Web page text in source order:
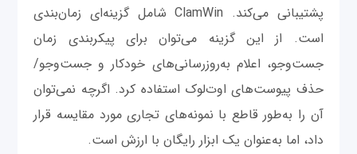
پشتیبانی می‌کند. ClamWin شامل گزینه‌ای زمان‌بندی
است. از این گزینه می‌توان برای پیکربندی زمان
جست‌وجو، اعلام به‌روزرسانی‌های خودکار و جست‌وجو/
حذف پیوست‌های اوت‌لوک استفاده کرد. اگرچه نمی‌توان
آن ‌را به‌طور قاطع با نمونه‌های تجاری مورد مقایسه قرار
داد، اما به‌عنوان یک ابزار رایگان با ارزش است.